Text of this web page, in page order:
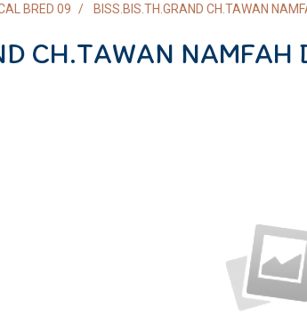
BRED 09 BISS.BIS.TH.GRAND CH.TAWAN
CH.TAWAN NAMFAH